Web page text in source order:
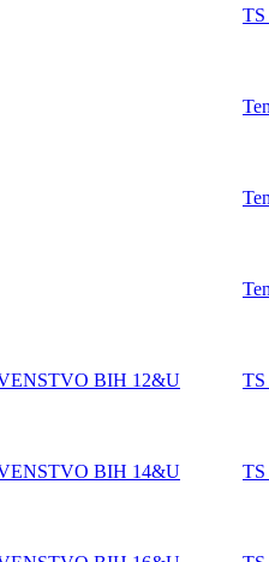
BIH 12&U
BIH 14&U